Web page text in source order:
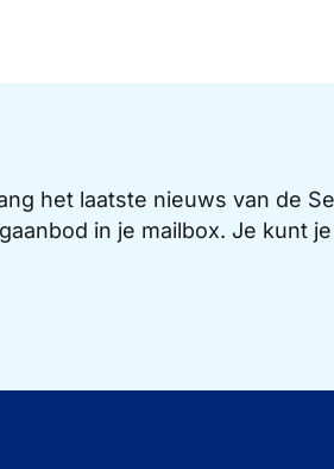
het laatste nieuws van de
in je mailbox. Je kunt